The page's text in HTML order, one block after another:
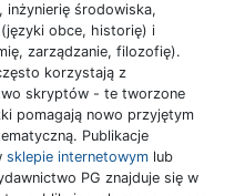
inżynierię środowiska,
obce, historię) i
zarządzanie, filozofię).
korzystają z
skryptów - te tworzone
pomagają nowo przyjętym
Publikacje
sklepie internetowym lub
PG znajduje się w